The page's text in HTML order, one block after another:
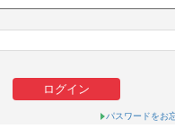
パスワードをお